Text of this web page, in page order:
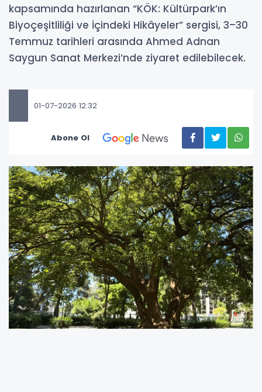
kapsamında hazırlanan “KÖK: Kültürpark’ın
Biyoçeşitliliği ve İçindeki Hikâyeler” sergisi, 3–30
Temmuz tarihleri arasında Ahmed Adnan
Saygun Sanat Merkezi’nde ziyaret edilebilecek.
01-07-2026 12:32
Abone Ol